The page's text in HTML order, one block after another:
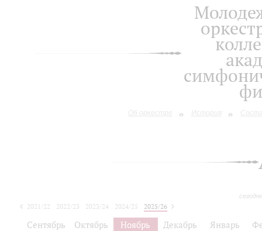
Об оркестре История
2021/22 2022/23 2023/24 2024/25
2025/26
Сентябрь Октябрь Ноябрь Декабрь Январь